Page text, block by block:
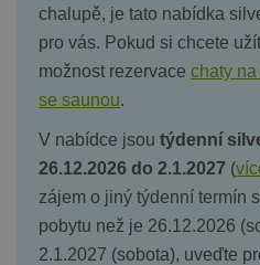
chalupě, je tato nabídka
pro vás. Pokud si chcete
možnost rezervace chaty
se saunou.
V nabídce jsou týdenní
26.12.2026 do 2.1.2027 (
zájem o jiný týdenní termín
pobytu než je 26.12.2026
2.1.2027 (sobota), uveďte